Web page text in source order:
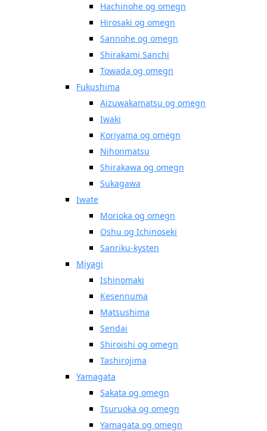
Hachinohe og omegn
Hirosaki og omegn
Sannohe og omegn
Shirakami Sanchi
Towada og omegn
Fukushima
Aizuwakamatsu og omegn
Iwaki
Koriyama og omegn
Nihonmatsu
Shirakawa og omegn
Sukagawa
Iwate
Morioka og omegn
Oshu og Ichinoseki
Sanriku-kysten
Miyagi
Ishinomaki
Kesennuma
Matsushima
Sendai
Shiroishi og omegn
Tashirojima
Yamagata
Sakata og omegn
Tsuruoka og omegn
Yamagata og omegn